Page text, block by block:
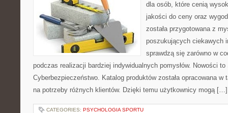
dla osób, które cenią
jakości do ceny oraz
została przygotowana z
poszukujących ciekawych
sprawdzą się zarówno w
podczas realizacji bardziej indywidualnych pomysłów. Nowości
Cyberbezpieczeństwo. Katalog produktów została opracowana w
na potrzeby różnych klientów. Dzięki temu użytkownicy mogą […]
CATEGORIES: PSYCHOLOGIA SPORTU